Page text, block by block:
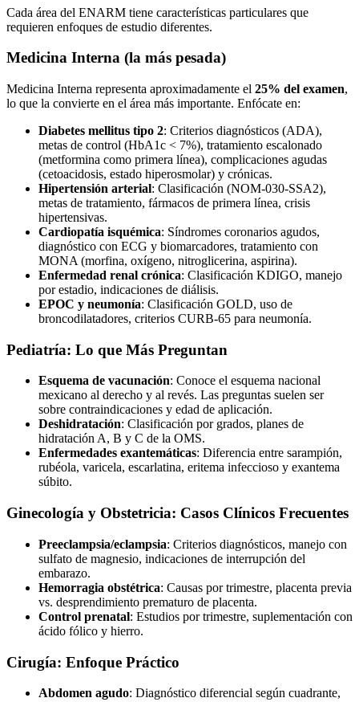
Cada área del ENARM tiene características particulares que
requieren enfoques de estudio diferentes.
Medicina Interna (la más pesada)
Medicina Interna representa aproximadamente el 25% del examen,
lo que la convierte en el área más importante. Enfócate en:
Diabetes mellitus tipo 2: Criterios diagnósticos (ADA),
metas de control (HbA1c < 7%), tratamiento escalonado
(metformina como primera línea), complicaciones agudas
(cetoacidosis, estado hiperosmolar) y crónicas.
Hipertensión arterial: Clasificación (NOM-030-SSA2),
metas de tratamiento, fármacos de primera línea, crisis
hipertensivas.
Cardiopatía isquémica: Síndromes coronarios agudos,
diagnóstico con ECG y biomarcadores, tratamiento con
MONA (morfina, oxígeno, nitroglicerina, aspirina).
Enfermedad renal crónica: Clasificación KDIGO, manejo
por estadio, indicaciones de diálisis.
EPOC y neumonía: Clasificación GOLD, uso de
broncodilatadores, criterios CURB-65 para neumonía.
Pediatría: Lo que Más Preguntan
Esquema de vacunación: Conoce el esquema nacional
mexicano al derecho y al revés. Las preguntas suelen ser
sobre contraindicaciones y edad de aplicación.
Deshidratación: Clasificación por grados, planes de
hidratación A, B y C de la OMS.
Enfermedades exantemáticas: Diferencia entre sarampión,
rubéola, varicela, escarlatina, eritema infeccioso y exantema
súbito.
Ginecología y Obstetricia: Casos Clínicos Frecuentes
Preeclampsia/eclampsia: Criterios diagnósticos, manejo con
sulfato de magnesio, indicaciones de interrupción del
embarazo.
Hemorragia obstétrica: Causas por trimestre, placenta previa
vs. desprendimiento prematuro de placenta.
Control prenatal: Estudios por trimestre, suplementación con
ácido fólico y hierro.
Cirugía: Enfoque Práctico
Abdomen agudo: Diagnóstico diferencial según cuadrante,